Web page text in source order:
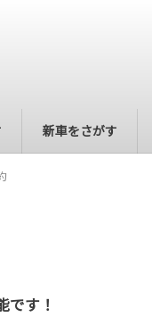
新車をさがす
す！